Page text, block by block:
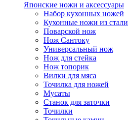
Японские ножи и аксессуары
Набор кухонных ножей
Кухонные ножи из стали
Поварской нож
Нож Сантоку
Универсальный нож
Нож для стейка
Нож топорик
Вилки для мяса
Точилка для ножей
Мусаты
Станок для заточки
Точилки